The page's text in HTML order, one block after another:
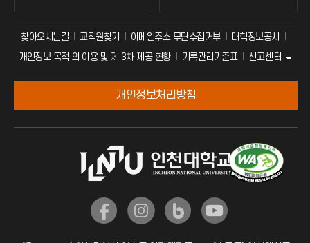
찾아오시는길 교직원찾기 이메일주소 무단수집거부
대학정보공시
개인정보 목적 외 이용 및 제 3차 제공 현황
기록관리기준표 신고센터
개인정보처리방침